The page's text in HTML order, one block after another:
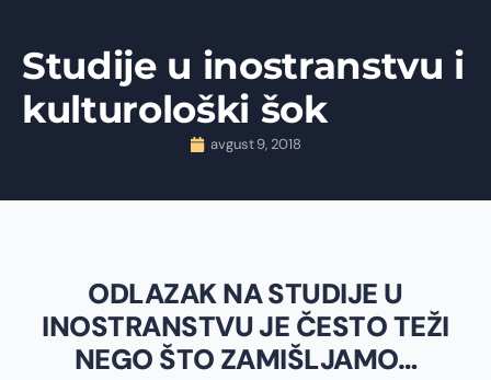
Studije u inostranstvu i
kulturološki šok
avgust 9, 2018
ODLAZAK NA STUDIJE U
INOSTRANSTVU JE ČESTO TEŽI
NEGO ŠTO ZAMIŠLJAMO…